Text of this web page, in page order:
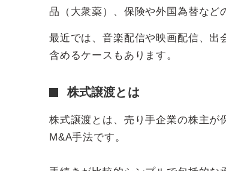
品（大衆薬）、保険や外国為替など
最近では、音楽配信や映画配信、出
含めるケースもあります。
株式譲渡とは
株式譲渡とは、売り手企業の株主が
M&A手法です。